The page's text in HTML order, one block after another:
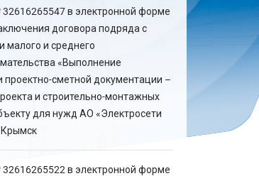
в электронной форме
договора подряда с
малого и среднего
«Выполнение
проектно-сметной документации –
и строительно-монтажных
для нужд АО «Электросети
Крымск
в электронной форме